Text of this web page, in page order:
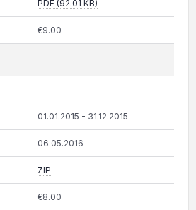
PDF (92.01 KB)
€9.00
01.01.2015 - 31.12.2015
06.05.2016
ZIP
€8.00